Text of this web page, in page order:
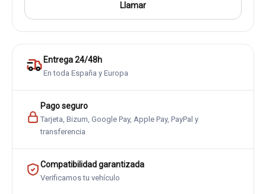
Llamar
Entrega 24/48h
En toda España y Europa
Pago seguro
Tarjeta, Bizum, Google Pay, Apple Pay, PayPal y
transferencia
Compatibilidad garantizada
Verificamos tu vehículo